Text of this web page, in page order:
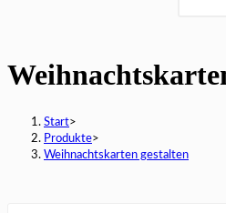
Start>
Produkte>
Weihnachtskarten gestalten